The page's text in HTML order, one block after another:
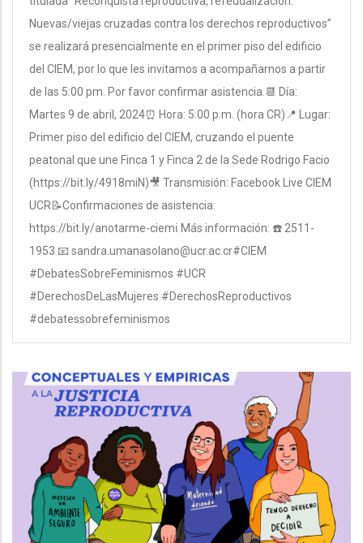
Nuevas/viejas cruzadas contra los derechos reproductivos”
se realizará presencialmente en el primer piso del edificio
del CIEM, por lo que les invitamos a acompañarnos a partir
de las 5:00 pm. Por favor confirmar asistencia.📆 Día:
Martes 9 de abril, 2024⏰ Hora: 5:00 p.m. (hora CR)📍 Lugar:
Primer piso del edificio del CIEM, cruzando el puente
peatonal que une Finca 1 y Finca 2 de la Sede Rodrigo Facio
(https://bit.ly/4918miN)🎥 Transmisión: Facebook Live CIEM
UCR📝Confirmaciones de asistencia:
https://bit.ly/anotarme-ciemℹ Más información: ☎️ 2511-
1953 📧 sandra.umanasolano@ucr.ac.cr#CIEM
#DebatesSobreFeminismos #UCR
#DerechosDeLasMujeres #DerechosReproductivos
#debatessobrefeminismos